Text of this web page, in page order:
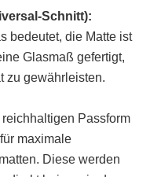
Schnitt):
bedeutet, die Matte ist
Glasmaß gefertigt,
zu gewährleisten.
Passform
maximale
Diese werden